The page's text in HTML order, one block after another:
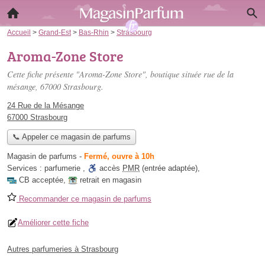
Accueil > Grand-Est > Bas-Rhin > Strasbourg
Aroma-Zone Store
Cette fiche présente "Aroma-Zone Store", boutique située rue de la
mésange, 67000 Strasbourg.
24 Rue de la Mésange
67000 Strasbourg
📞 Appeler ce magasin de parfums
Magasin de parfums - Fermé, ouvre à 10h
Services : parfumerie , accès PMR (entrée adaptée),
CB acceptée, retrait en magasin
Recommander ce magasin de parfums
Améliorer cette fiche
Autres parfumeries à Strasbourg